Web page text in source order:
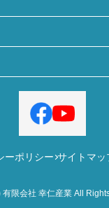
ーポリシー サイトマッ
限会社 幸仁産業 All